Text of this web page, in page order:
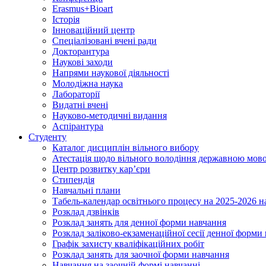
Erasmus+Bioart
Історія
Інноваційний центр
Спеціалізовані вчені ради
Докторантура
Наукові заходи
Напрями наукової діяльності
Молодіжна наука
Лабораторії
Видатні вчені
Науково-методичні видання
Аспірантура
Студенту
Каталог дисциплін вільного вибору
Атестація щодо вільного володіння державною
Центр розвитку кар’єри
Стипендія
Навчальні плани
Табель-календар освітнього процесу на 2025-2026
Розклад дзвінків
Розклад занять для денної форми навчання
Розклад заліково-екзаменаційної сесії денної
Графік захисту кваліфікаційних робіт
Розклад занять для заочної форми навчання